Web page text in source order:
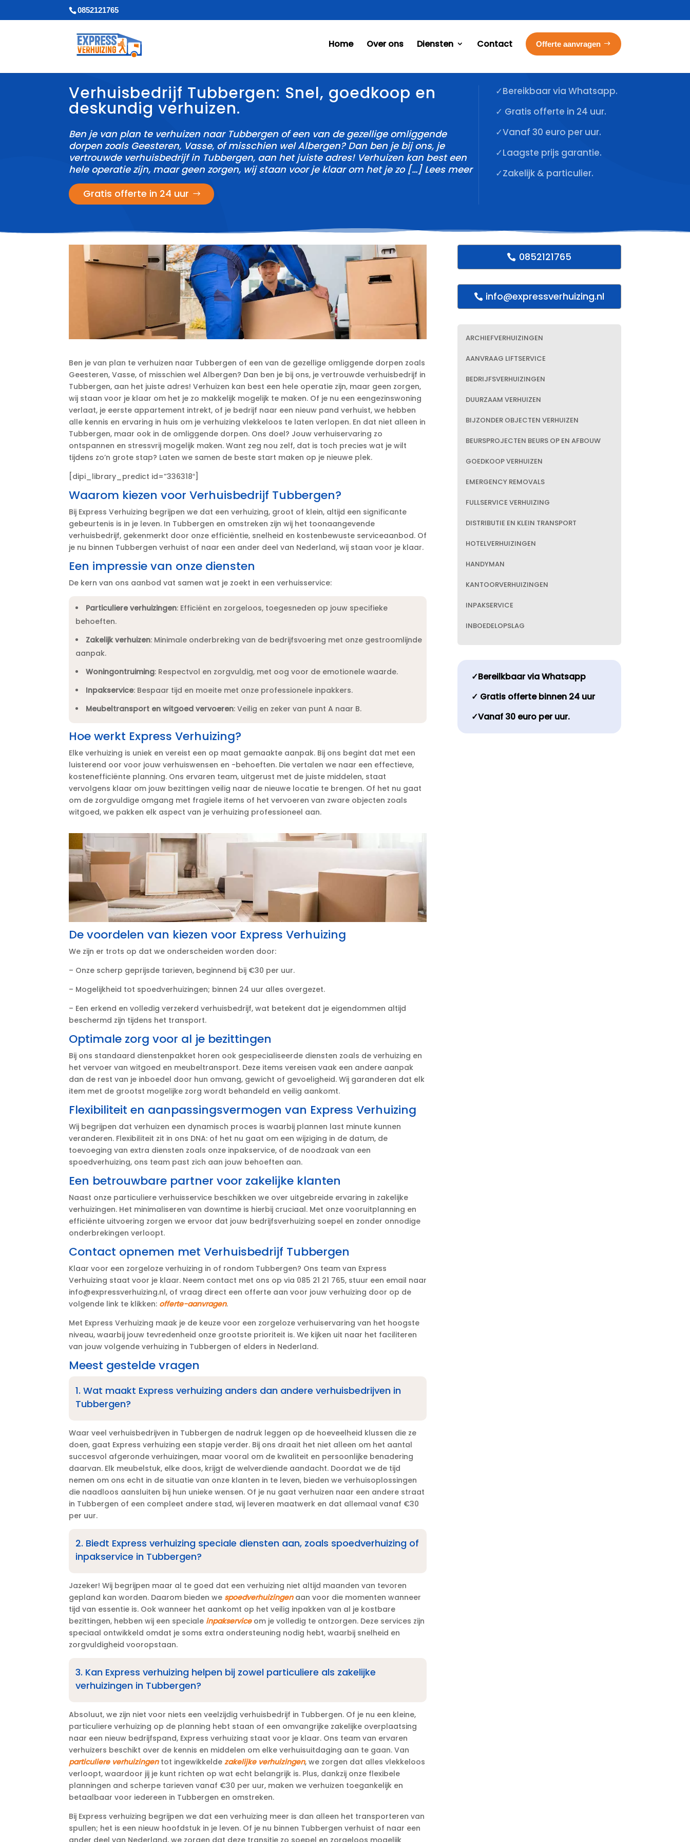
0852121765
Home Over ons Diensten Contact Offerte aanvragen
Verhuisbedrijf Tubbergen: Snel, goedkoop en
deskundig verhuizen.
Ben je van plan te verhuizen naar Tubbergen of een van de gezellige omliggende
dorpen zoals Geesteren, Vasse, of misschien wel Albergen? Dan ben je bij ons, je
vertrouwde verhuisbedrijf in Tubbergen, aan het juiste adres! Verhuizen kan best een
hele operatie zijn, maar geen zorgen, wij staan voor je klaar om het je zo […] Lees meer
Gratis offerte in 24 uur
✓Bereikbaar via Whatsapp.
✓ Gratis offerte in 24 uur.
✓Vanaf 30 euro per uur.
✓Laagste prijs garantie.
✓Zakelijk & particulier.
Ben je van plan te verhuizen naar Tubbergen of een van de gezellige omliggende dorpen zoals
Geesteren, Vasse, of misschien wel Albergen? Dan ben je bij ons, je vertrouwde verhuisbedrijf in
Tubbergen, aan het juiste adres! Verhuizen kan best een hele operatie zijn, maar geen zorgen,
wij staan voor je klaar om het je zo makkelijk mogelijk te maken.​ Of je nu een eengezinswoning
verlaat, je eerste appartement intrekt, of je bedrijf naar een nieuw pand verhuist, we hebben
alle kennis en ervaring in huis om je verhuizing vlekkeloos te laten verlopen.​ En dat niet alleen in
Tubbergen, maar ook in de omliggende dorpen.​ Ons doel? Jouw verhuiservaring zo
ontspannen en stressvrij mogelijk maken.​ Want zeg nou zelf, dat is toch precies wat je wilt
tijdens zo’n grote stap? Laten we samen de beste start maken op je nieuwe plek.​
[dipi_library_predict id=”336318″]
Waarom kiezen voor Verhuisbedrijf Tubbergen?
Bij Express Verhuizing begrijpen we dat een verhuizing, groot of klein, altijd een significante
gebeurtenis is in je leven.​ In Tubbergen en omstreken zijn wij het toonaangevende
verhuisbedrijf, gekenmerkt door onze efficiëntie, snelheid en kostenbewuste serviceaanbod.​ Of
je nu binnen Tubbergen verhuist of naar een ander deel van Nederland, wij staan voor je klaar.​
Een impressie van onze diensten
De kern van ons aanbod vat samen wat je zoekt in een verhuisservice:
Particuliere verhuizingen: Efficiënt en zorgeloos, toegesneden op jouw specifieke
behoeften.​
Zakelijk verhuizen: Minimale onderbreking van de bedrijfsvoering met onze gestroomlijnde
aanpak.​
Woningontruiming: Respectvol en zorgvuldig, met oog voor de emotionele waarde.​
Inpakservice: Bespaar tijd en moeite met onze professionele inpakkers.​
Meubeltransport en witgoed vervoeren: Veilig en zeker van punt A naar B.​
Hoe werkt Express Verhuizing?
Elke verhuizing is uniek en vereist een op maat gemaakte aanpak.​ Bij ons begint dat met een
luisterend oor voor jouw verhuiswensen en -behoeften.​ Die vertalen we naar een effectieve,
kostenefficiënte planning.​ Ons ervaren team, uitgerust met de juiste middelen, staat
vervolgens klaar om jouw bezittingen veilig naar de nieuwe locatie te brengen.​ Of het nu gaat
om de zorgvuldige omgang met fragiele items of het vervoeren van zware objecten zoals
witgoed, we pakken elk aspect van je verhuizing professioneel aan.​
De voordelen van kiezen voor Express Verhuizing
We zijn er trots op dat we onderscheiden worden door:
– Onze scherp geprijsde tarieven, beginnend bij €30 per uur.​
– Mogelijkheid tot spoedverhuizingen; binnen 24 uur alles overgezet.​
– Een erkend en volledig verzekerd verhuisbedrijf, wat betekent dat je eigendommen altijd
beschermd zijn tijdens het transport.​
Optimale zorg voor al je bezittingen
Bij ons standaard dienstenpakket horen ook gespecialiseerde diensten zoals de verhuizing en
het vervoer van witgoed en meubeltransport.​ Deze items vereisen vaak een andere aanpak
dan de rest van je inboedel door hun omvang, gewicht of gevoeligheid.​ Wij garanderen dat elk
item met de grootst mogelijke zorg wordt behandeld en veilig aankomt.​
Flexibiliteit en aanpassingsvermogen van Express Verhuizing
Wij begrijpen dat verhuizen een dynamisch proces is waarbij plannen last minute kunnen
veranderen.​ Flexibiliteit zit in ons DNA: of het nu gaat om een wijziging in de datum, de
toevoeging van extra diensten zoals onze inpakservice, of de noodzaak van een
spoedverhuizing, ons team past zich aan jouw behoeften aan.​
Een betrouwbare partner voor zakelijke klanten
Naast onze particuliere verhuisservice beschikken we over uitgebreide ervaring in zakelijke
verhuizingen.​ Het minimaliseren van downtime is hierbij cruciaal.​ Met onze vooruitplanning en
efficiënte uitvoering zorgen we ervoor dat jouw bedrijfsverhuizing soepel en zonder onnodige
onderbrekingen verloopt.​
Contact opnemen met Verhuisbedrijf Tubbergen
Klaar voor een zorgeloze verhuizing in of rondom Tubbergen? Ons team van Express
Verhuizing staat voor je klaar.​ Neem contact met ons op via 085 21 21 765, stuur een email naar
info@expressverhuizing.​nl, of vraag direct een offerte aan voor jouw verhuizing door op de
volgende link te klikken: offerte-aanvragen.​
Met Express Verhuizing maak je de keuze voor een zorgeloze verhuiservaring van het hoogste
niveau, waarbij jouw tevredenheid onze grootste prioriteit is.​ We kijken uit naar het faciliteren
van jouw volgende verhuizing in Tubbergen of elders in Nederland.​
Meest gestelde vragen
1.​ Wat maakt Express verhuizing anders dan andere verhuisbedrijven in
Tubbergen?
Waar veel verhuisbedrijven in Tubbergen de nadruk leggen op de hoeveelheid klussen die ze
doen, gaat Express verhuizing een stapje verder.​ Bij ons draait het niet alleen om het aantal
succesvol afgeronde verhuizingen, maar vooral om de kwaliteit en persoonlijke benadering
daarvan.​ Elk meubelstuk, elke doos, krijgt de welverdiende aandacht.​ Doordat we de tijd
nemen om ons echt in de situatie van onze klanten in te leven, bieden we verhuisoplossingen
die naadloos aansluiten bij hun unieke wensen.​ Of je nu gaat verhuizen naar een andere straat
in Tubbergen of een compleet andere stad, wij leveren maatwerk en dat allemaal vanaf €30
per uur.​
2.​ Biedt Express verhuizing speciale diensten aan, zoals spoedverhuizing of
inpakservice in Tubbergen?
Jazeker! Wij begrijpen maar al te goed dat een verhuizing niet altijd maanden van tevoren
gepland kan worden.​ Daarom bieden we spoedverhuizingenaan voor die momenten wanneer
tijd van essentie is.​ Ook wanneer het aankomt op het veilig inpakken van al je kostbare
bezittingen, hebben wij een speciale inpakserviceom je volledig te ontzorgen.​ Deze services zijn
speciaal ontwikkeld omdat je soms extra ondersteuning nodig hebt, waarbij snelheid en
zorgvuldigheid vooropstaan.​
3.​ Kan Express verhuizing helpen bij zowel particuliere als zakelijke
verhuizingen in Tubbergen?
Absoluut, we zijn niet voor niets een veelzijdig verhuisbedrijf in Tubbergen.​ Of je nu een kleine,
particuliere verhuizing op de planning hebt staan of een omvangrijke zakelijke overplaatsing
naar een nieuw bedrijfspand, Express verhuizing staat voor je klaar.​ Ons team van ervaren
verhuizers beschikt over de kennis en middelen om elke verhuisuitdaging aan te gaan.​ Van
particuliere verhuizingentot ingewikkeldezakelijke verhuizingen, we zorgen dat alles vlekkeloos
verloopt, waardoor jij je kunt richten op wat echt belangrijk is.​ Plus, dankzij onze flexibele
planningen and scherpe tarieven vanaf €30 per uur, maken we verhuizen toegankelijk en
betaalbaar voor iedereen in Tubbergen en omstreken.​
Bij Express verhuizing begrijpen we dat een verhuizing meer is dan alleen het transporteren van
spullen; het is een nieuw hoofdstuk in je leven.​ Of je nu binnen Tubbergen verhuist of naar een
0852121765
info@expressverhuizing.nl
ARCHIEFVERHUIZINGEN
AANVRAAG LIFTSERVICE
BEDRIJFSVERHUIZINGEN
DUURZAAM VERHUIZEN
BIJZONDER OBJECTEN VERHUIZEN
BEURSPROJECTEN BEURS OP EN AFBOUW
GOEDKOOP VERHUIZEN
EMERGENCY REMOVALS
FULLSERVICE VERHUIZING
DISTRIBUTIE EN KLEIN TRANSPORT
HOTELVERHUIZINGEN
HANDYMAN
KANTOORVERHUIZINGEN
INPAKSERVICE
INBOEDELOPSLAG
✓Bereilkbaar via Whatsapp
✓ Gratis offerte binnen 24 uur
✓Vanaf 30 euro per uur.